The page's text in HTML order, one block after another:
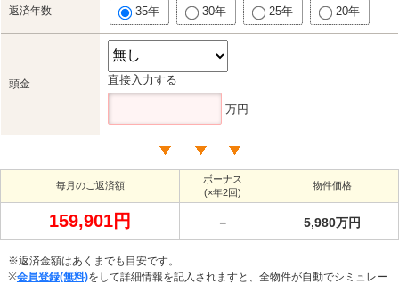
返済年数 35年 30年 25年 20年
頭金 直接入力する
万円
毎月のご返済額
ボーナス
(×年2回)
物件価格
159,901円 － 5,980万円
※返済金額はあくまでも目安です。
※会員登録(無料)をして詳細情報を記入されますと、全物件が自動でシミュレー